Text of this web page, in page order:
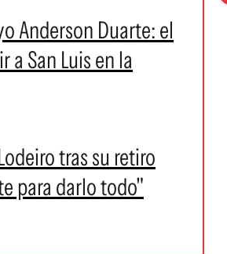
Anderson Duarte: el
San Luis en la
tras su retiro
para darlo todo"